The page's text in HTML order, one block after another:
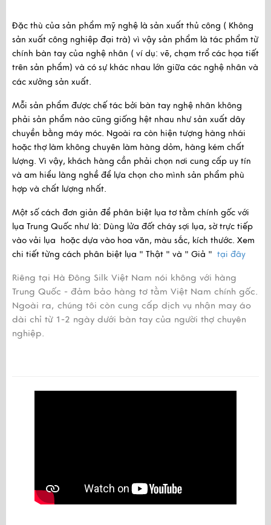
Đặc thù của sản phẩm mỹ nghệ là sản xuất thủ công ( Không
sản xuất công nghiệp đại trà) vì vậy sản phẩm là tác phẩm từ
chính bàn tay của nghệ nhân ( ví dụ: vẽ, chạm trổ các họa tiết
trên sản phẩm) và có sự khác nhau lớn giữa các nghệ nhân và
các xưởng sản xuất.
Mỗi sản phẩm được chế tác bởi bàn tay nghệ nhân không
phải sản phẩm nào cũng giống hệt nhau như sản xuất dây
chuyền bằng máy móc. Ngoài ra còn hiện tượng hàng nhái
hoặc thợ làm không chuyên làm hàng dỏm, hàng kém chất
lượng. Vì vậy, khách hàng cần phải chọn nơi cung cấp uy tín
và am hiểu làng nghề để lựa chọn cho mình sản phẩm phù
hợp và chất lượng nhất.
Một số cách đơn giản để phân biệt lụa tơ tằm chính gốc với
lụa Trung Quốc như là: Dùng lửa đốt cháy sợi lụa, sờ trực tiếp
vào vải lụa hoặc dựa vào hoa văn, màu sắc, kích thước. Xem
chi tiết từng cách phân biệt lụa " Thật " và " Giả " tại đây
Riêng tại Hà Đông Silk Việt Nam nói không với hàng
Trung Quốc - đảm bảo hàng tơ tằm Việt Nam chính gốc.
Ngoài ra, chúng tôi còn cung cấp dịch vụ nhận may áo
dài chỉ từ 1-2 ngày dưới bàn tay của người thợ chuyên
nghiệp.